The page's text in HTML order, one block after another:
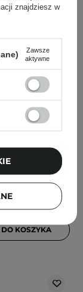
AHA + BHA
Enzyme
- 130ml
KOSZYKA
znajdziesz w
Zawsze
aktywne